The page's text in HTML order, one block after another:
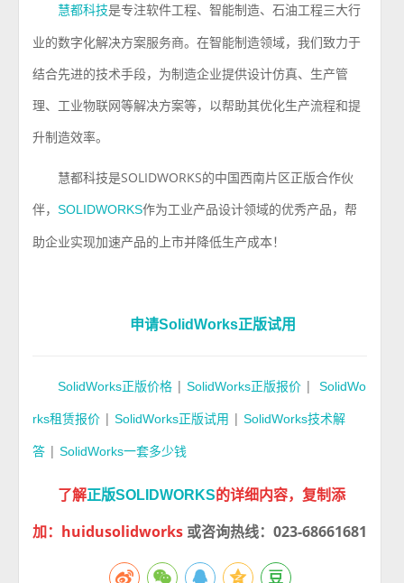
慧都科技是专注软件工程、智能制造、石油工程三大行
业的数字化解决方案服务商。在智能制造领域，我们致力于
结合先进的技术手段，为制造企业提供设计仿真、生产管
理、工业物联网等解决方案等，以帮助其优化生产流程和提
升制造效率。
慧都科技是SOLIDWORKS的中国西南片区正版合作伙
伴，SOLIDWORKS作为工业产品设计领域的优秀产品，帮
助企业实现加速产品的上市并降低生产成本！
申请SolidWorks正版试用
SolidWorks正版价格 |SolidWorks正版报价 |SolidWo
rks租赁报价 |SolidWorks正版试用 |SolidWorks技术解
答 |SolidWorks一套多少钱
了解正版SOLIDWORKS的详细内容，复制添
加：huidusolidworks 或咨询热线：023-68661681